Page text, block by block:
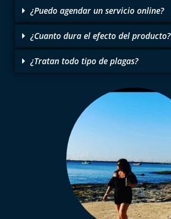
¿Puedo agendar un servicio online?
¿Cuanto dura el efecto del producto?
¿Tratan todo tipo de plagas?